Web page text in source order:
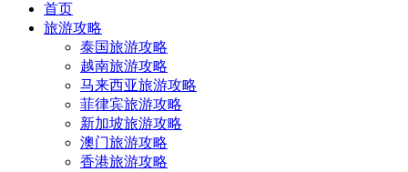
首页
旅游攻略
泰国旅游攻略
越南旅游攻略
马来西亚旅游攻略
菲律宾旅游攻略
新加坡旅游攻略
澳门旅游攻略
香港旅游攻略